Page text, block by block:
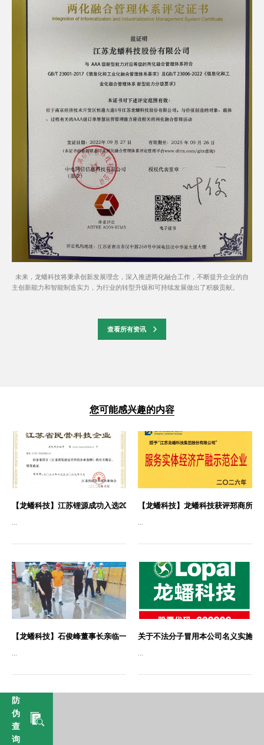
未来，龙蟠科技将秉承创新发展理念，深入推进两化融合工作，不断提升企业的自
主创新能力和智能制造实力，为行业的转型升级和可持续发展做出了积极贡献。
查看所有资讯
您可能感兴趣的内容
【龙蟠科技】江苏锂源成功入选2026年度江苏省民营科技企业
...
【龙蟠科技】龙蟠科技获评郑商所“
...
【龙蟠科技】石俊峰董事长亲临一线视察锂源科技江苏基地新工厂
...
关于不法分子冒用本公司名义实施招
...
防
伪
查
询